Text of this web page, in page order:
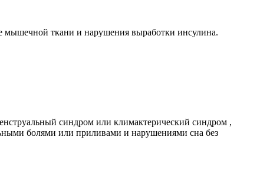
мышечной ткани и нарушения выработки инсулина.
синдром или климактерический синдром ,
болями или приливами и нарушениями сна без